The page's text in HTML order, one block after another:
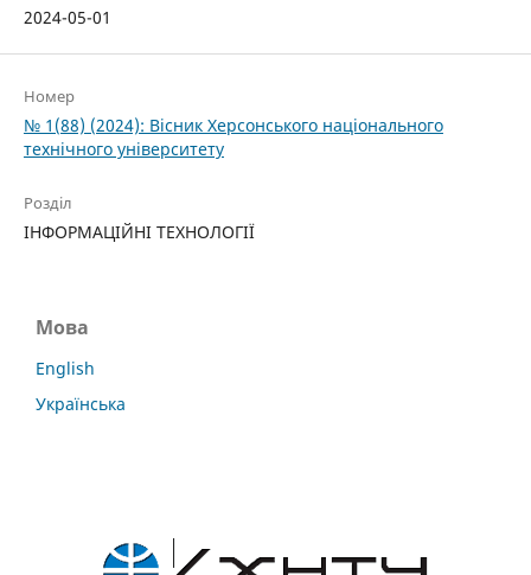
2024-05-01
Номер
№ 1(88) (2024): Вісник Херсонського національного
технічного університету
Розділ
ІНФОРМАЦІЙНІ ТЕХНОЛОГІЇ
Мова
English
Українська